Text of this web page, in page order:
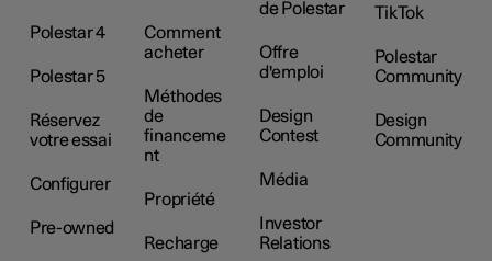
Polestar 4
Polestar 5
Réservez
votre essai
Configurer
Pre-owned
Comment
acheter
Méthodes
de
financeme
nt
Propriété
Recharge
de Polestar
Offre
d'emploi
Design
Contest
Média
Investor
Relations
TikTok
Polestar
Community
Design
Community